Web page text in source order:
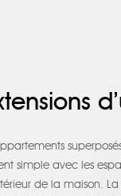
simple avec les
de la maison.